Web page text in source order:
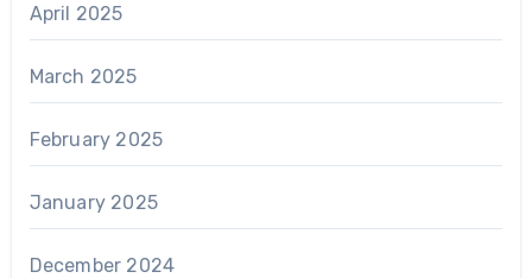
April 2025
March 2025
February 2025
January 2025
December 2024